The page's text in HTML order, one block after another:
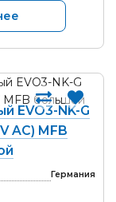
EVO3-NK-G
AC) MFB
Германия